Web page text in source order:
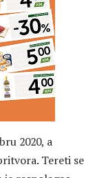
2020, a
Tereti se